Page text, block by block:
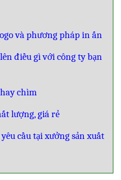
và phương pháp in ấn
điều gì với công ty bạn
chìm
lượng, giá rẻ
cầu tại xưởng sản xuất